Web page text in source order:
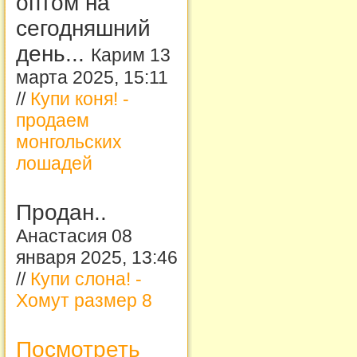
сегодняшний
день... Карим 13
марта 2025, 15:11
// Купи коня! -
продаем
монгольских
лошадей
Продан..
Анастасия 08
января 2025, 13:46
// Купи слона! -
Хомут размер 8
Посмотреть